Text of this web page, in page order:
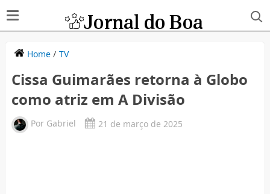
Home/ TV
Cissa Guimarães retorna à Globo
como atriz em A Divisão
Por Gabriel 21 de março de 2025